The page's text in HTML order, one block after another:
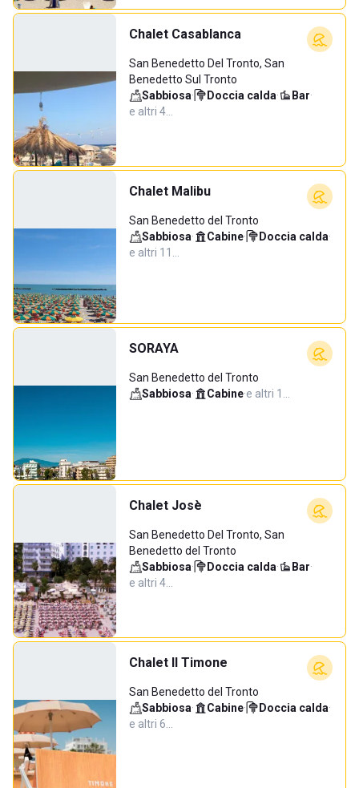
Chalet Casablanca
San Benedetto Del Tronto, San
Benedetto Sul Tronto
Sabbiosa· Doccia calda· Bar·
e altri 4…
Chalet Malibu
San Benedetto del Tronto
Sabbiosa· Cabine· Doccia calda·
e altri 11…
SORAYA
San Benedetto del Tronto
Sabbiosa· Cabine·e altri 1…
Chalet Josè
San Benedetto Del Tronto, San
Benedetto del Tronto
Sabbiosa· Doccia calda· Bar·
e altri 4…
Chalet Il Timone
San Benedetto del Tronto
Sabbiosa· Cabine· Doccia calda·
e altri 6…